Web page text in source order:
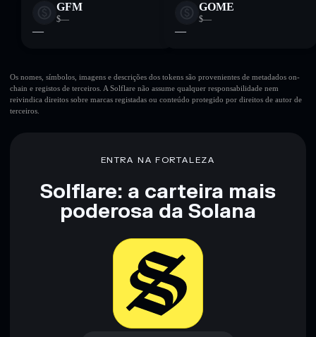
GFM
$—
—
GOME
$—
—
Os nomes, símbolos, imagens e descrições dos tokens são provenientes de metadados on-
chain e registos de terceiros. A Solflare não assume qualquer responsabilidade nem
reivindica direitos sobre marcas registadas ou conteúdo protegido por direitos de autor de
terceiros.
ENTRA NA FORTALEZA
Solflare: a carteira mais
poderosa da Solana
Baixar agora